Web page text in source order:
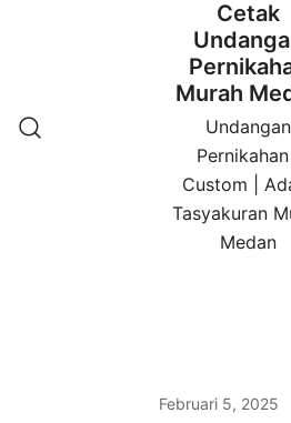
Cetak
Murah
Undangan
Pernikahan |
Custom |
Tasyakuran
Medan
Februari 5, 2025